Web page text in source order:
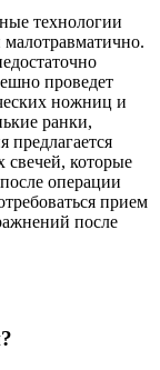
технологии
проведет
ножниц и
ранки,
предлагается
свечей, которые
операции
прием
после